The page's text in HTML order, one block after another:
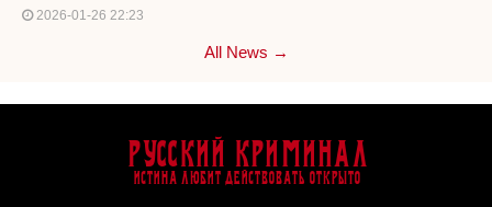
2026-01-26 22:23
All News →
Русский Криминал
Истина любит действовать открыто